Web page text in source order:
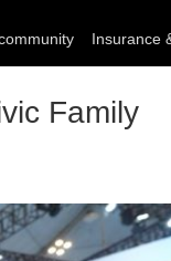
Insurance
Family